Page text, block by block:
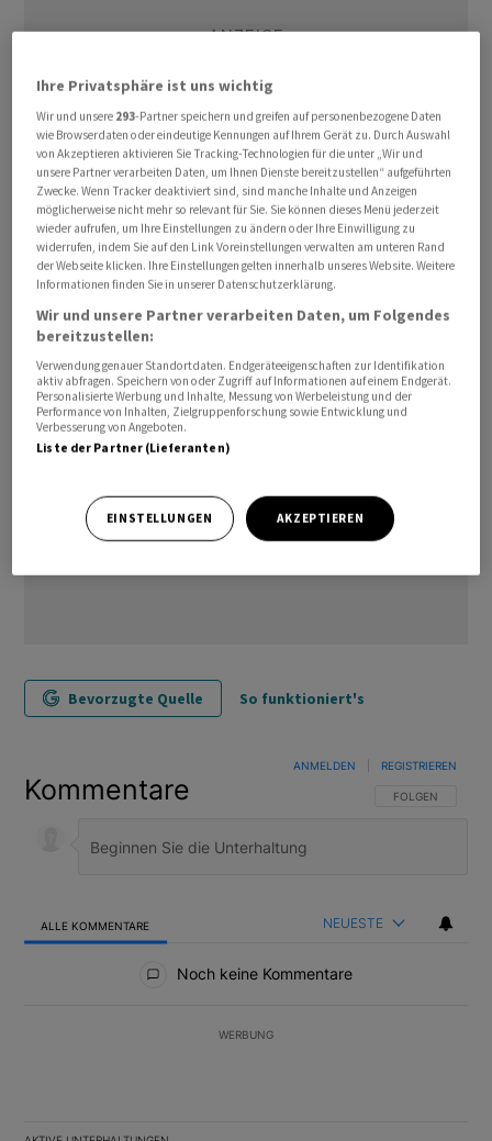
Im Vergleich zum Vormonat stieg das Preisniveau um 0,1
Prozent. Auch dies war so erwartet worden./jha/stk
(AWP)
Bevorzugte Quelle So funktioniert's
Kommentare FOLGE DIESER
FOLGEN
ANMELDEN REGISTRIEREN
ALLE KOMMENTARE NEUESTE
Noch keine Kommentare
WERBUNG
Ihre Privatsphäre ist uns wichtig
Wir und unsere 293-Partner speichern und greifen auf personenbezogene Daten
wie Browserdaten oder eindeutige Kennungen auf Ihrem Gerät zu. Durch Auswahl
von Akzeptieren aktivieren Sie Tracking-Technologien für die unter „Wir und
unsere Partner verarbeiten Daten, um Ihnen Dienste bereitzustellen“ aufgeführten
Zwecke. Wenn Tracker deaktiviert sind, sind manche Inhalte und Anzeigen
möglicherweise nicht mehr so relevant für Sie. Sie können dieses Menü jederzeit
wieder aufrufen, um Ihre Einstellungen zu ändern oder Ihre Einwilligung zu
widerrufen, indem Sie auf den Link Voreinstellungen verwalten am unteren Rand
der Webseite klicken. Ihre Einstellungen gelten innerhalb unseres Website. Weitere
Informationen finden Sie in unserer Datenschutzerklärung.
Wir und unsere Partner verarbeiten Daten, um Folgendes
bereitzustellen:
Verwendung genauer Standortdaten. Endgeräteeigenschaften zur Identifikation
aktiv abfragen. Speichern von oder Zugriff auf Informationen auf einem Endgerät.
Personalisierte Werbung und Inhalte, Messung von Werbeleistung und der
Performance von Inhalten, Zielgruppenforschung sowie Entwicklung und
Verbesserung von Angeboten.
Liste der Partner (Lieferanten)
EINSTELLUNGEN AKZEPTIEREN